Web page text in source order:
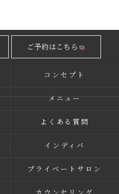
ご予約はこちら
コンセプト
メニュー
よくある質問
インディバ
プライベートサロン